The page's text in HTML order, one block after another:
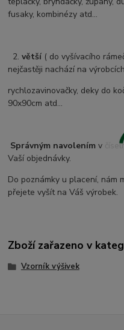
fusaky, kombinézy atd...
2.větší ( do vyšívacího
nejčastěji nachází na
rychlozavinovačky, deky do
90x90cm atd...
Správným navolením v
Vaší objednávky.
Do poznámky u placení, nám
přejete vyšít na Váš výrobek.
Zboží zařazeno v
Vzorník výšivek